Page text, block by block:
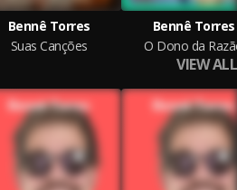
Bennê Torres
Suas Canções
Bennê Torres
O Dono da
VIEW ALL